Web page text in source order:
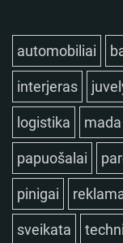
automobiliai
interjeras
logistika mada
papuošalai
pinigai
sveikata